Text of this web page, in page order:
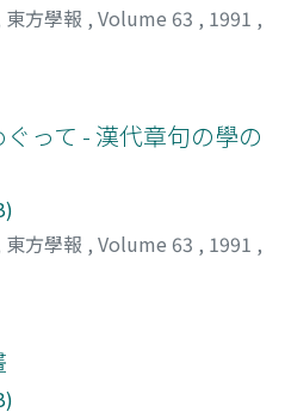
東方學報 , Volume 63 , 1991 ,
って - 漢代章句の學の
東方學報 , Volume 63 , 1991 ,